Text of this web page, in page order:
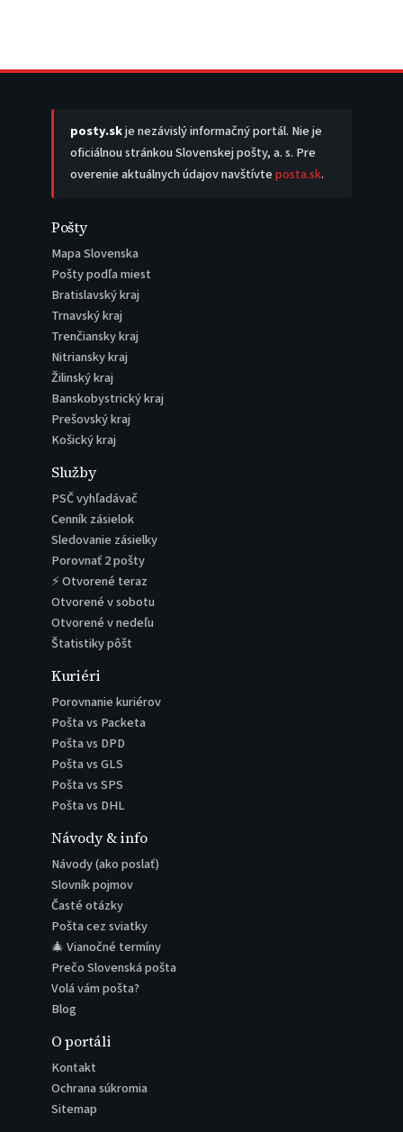
posty.skje nezávislý informačný portál. Nie je
oficiálnou stránkou Slovenskej pošty, a. s. Pre
overenie aktuálnych údajov navštívteposta.sk.
Pošty
Mapa Slovenska
Pošty podľa miest
Bratislavský kraj
Trnavský kraj
Trenčiansky kraj
Nitriansky kraj
Žilinský kraj
Banskobystrický kraj
Prešovský kraj
Košický kraj
Služby
PSČ vyhľadávač
Cenník zásielok
Sledovanie zásielky
Porovnať 2 pošty
⚡ Otvorené teraz
Otvorené v sobotu
Otvorené v nedeľu
Štatistiky pôšt
Kuriéri
Porovnanie kuriérov
Pošta vs Packeta
Pošta vs DPD
Pošta vs GLS
Pošta vs SPS
Pošta vs DHL
Návody & info
Návody (ako poslať)
Slovník pojmov
Časté otázky
Pošta cez sviatky
🎄 Vianočné termíny
Prečo Slovenská pošta
Volá vám pošta?
Blog
O portáli
Kontakt
Ochrana súkromia
Sitemap